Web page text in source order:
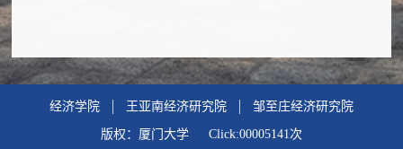
经济学院 王亚南经济研究院 邹至庄经济研究院
版权：厦门大学 Click:00005141次